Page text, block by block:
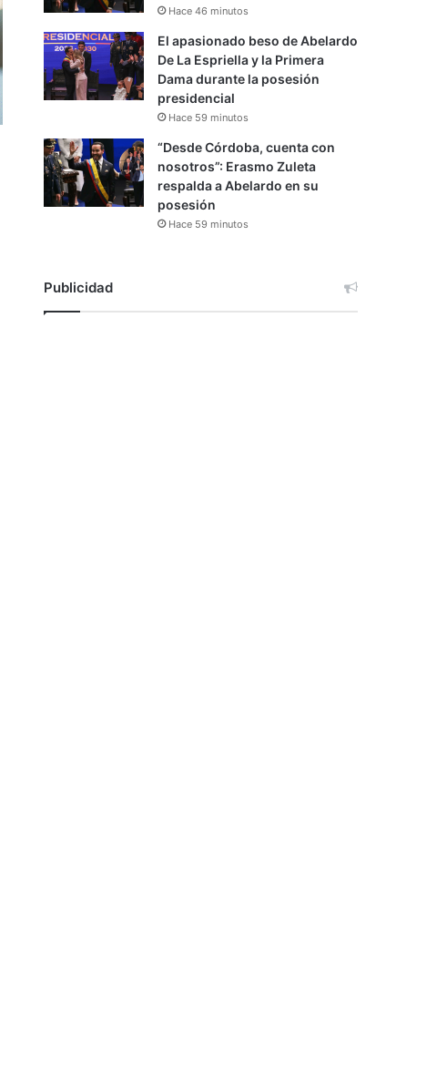
Hace 46 minutos
El apasionado beso de Abelardo
De La Espriella y la Primera
Dama durante la posesión
presidencial
Hace 59 minutos
“Desde Córdoba, cuenta con
nosotros”: Erasmo Zuleta
respalda a Abelardo en su
posesión
Hace 59 minutos
Publicidad